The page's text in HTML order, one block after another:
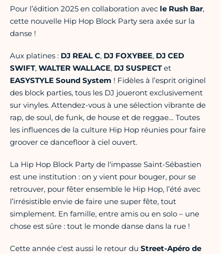
Pour l’édition 2025 en collaboration avec le Rush Bar,
cette nouvelle Hip Hop Block Party sera axée sur la
danse !
Aux platines : DJ REAL C, DJ FOXYBEE, DJ CED
SWIFT, WALTER WALLACE, DJ SUSPECTet
EASYSTYLE Sound System ! Fidèles à l’esprit originel
des block parties, tous les DJ joueront exclusivement
sur vinyles. Attendez-vous à une sélection vibrante de
rap, de soul, de funk, de house et de reggae… Toutes
les influences de la culture Hip Hop réunies pour faire
groover ce dancefloor à ciel ouvert.
La Hip Hop Block Party de l'impasse Saint-Sébastien
est une institution : on y vient pour bouger, pour se
retrouver, pour fêter ensemble le Hip Hop, l’été avec
l’irrésistible envie de faire une super fête, tout
simplement. En famille, entre amis ou en solo – une
chose est sûre : tout le monde danse dans la rue !
Cette année c'est aussi le retour du Street-Apéro de